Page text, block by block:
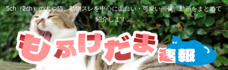
5ch（2ch）の犬や猫、動物スレを中心に面白い・可愛い画像、動画をまとめて
紹介します。